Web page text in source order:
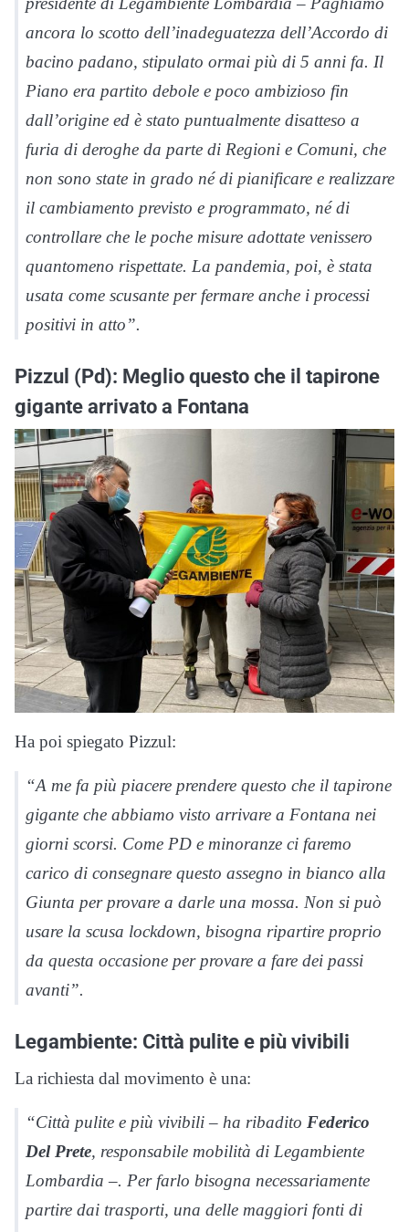
ancora lo scotto dell’inadeguatezza dell’Accordo di
bacino padano, stipulato ormai più di 5 anni fa. Il
Piano era partito debole e poco ambizioso fin
dall’origine ed è stato puntualmente disatteso a
furia di deroghe da parte di Regioni e Comuni, che
non sono state in grado né di pianificare e realizzare
il cambiamento previsto e programmato, né di
controllare che le poche misure adottate venissero
quantomeno rispettate. La pandemia, poi, è stata
usata come scusante per fermare anche i processi
positivi in atto”.
Pizzul (Pd): Meglio questo che il tapirone
gigante arrivato a Fontana
Ha poi spiegato Pizzul:
“A me fa più piacere prendere questo che il tapirone
gigante che abbiamo visto arrivare a Fontana nei
giorni scorsi. Come PD e minoranze ci faremo
carico di consegnare questo assegno in bianco alla
Giunta per provare a darle una mossa. Non si può
usare la scusa lockdown, bisogna ripartire proprio
da questa occasione per provare a fare dei passi
avanti”.
Legambiente: Città pulite e più vivibili
La richiesta dal movimento è una:
“Città pulite e più vivibili – ha ribadito Federico
Del Prete, responsabile mobilità di Legambiente
Lombardia –. Per farlo bisogna necessariamente
partire dai trasporti, una delle maggiori fonti di